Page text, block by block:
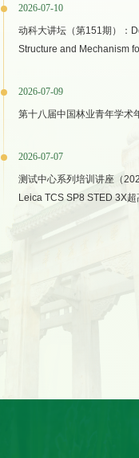
2026-07-10
动科大讲坛（第151期）：
Structure and Mechanism
Green Manufacturing
2026-07-09
第十八届中国林业青年学术
2026-07-07
测试中心系列培训讲座（
Leica TCS SP8 STED 3X